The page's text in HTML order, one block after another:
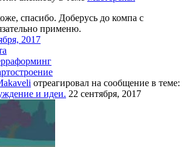
спасибо. Доберусь до компа с
применю.
2017
отреагировал на сообщение в теме:
и идеи. 22 сентября, 2017